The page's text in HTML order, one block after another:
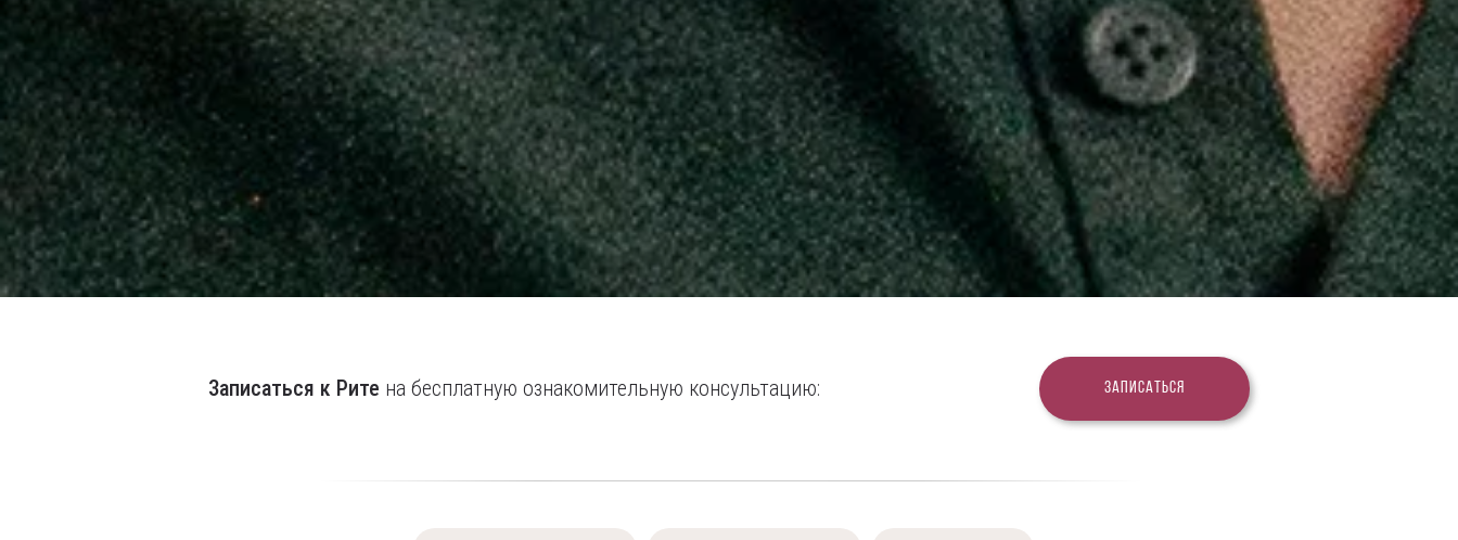
Записаться к Рите на бесплатную ознакомительную консультацию: Записаться